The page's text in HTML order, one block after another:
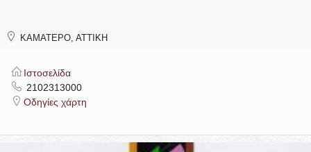
ΚΑΜΑΤΕΡΟ, ΑΤΤΙΚΗ
Ιστοσελίδα
2102313000
Οδηγίες χάρτη